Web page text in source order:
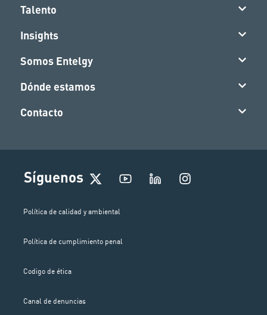
Talento
Insights
Somos Entelgy
Dónde estamos
Contacto
Síguenos
I
n
Política de calidad y ambiental
Política de cumplimiento penal
Codigo de ética
Canal de denuncias